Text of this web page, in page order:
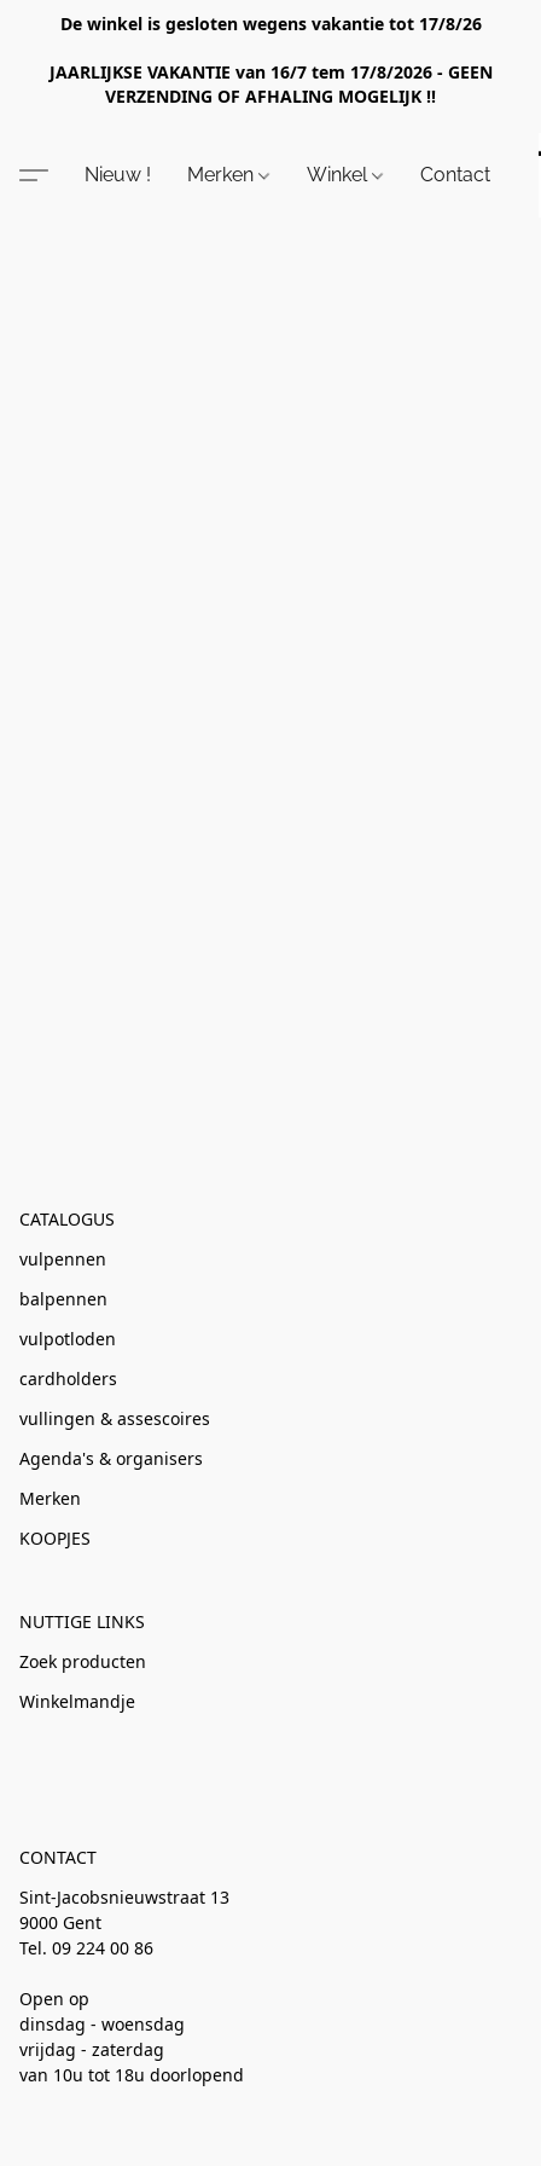
De winkel is gesloten wegens vakantie tot 17/8/26
JAARLIJKSE VAKANTIE van 16/7 tem 17/8/2026 - GEEN
VERZENDING OF AFHALING MOGELIJK !!
Nieuw ! Merken Winkel Contact
CATALOGUS
vulpennen
balpennen
vulpotloden
cardholders
vullingen & assescoires
Agenda's & organisers
Merken
KOOPJES
NUTTIGE LINKS
Zoek producten
Winkelmandje
CONTACT
Sint-Jacobsnieuwstraat 13
9000 Gent
Tel. 09 224 00 86
Open op
dinsdag - woensdag
vrijdag - zaterdag
van 10u tot 18u doorlopend